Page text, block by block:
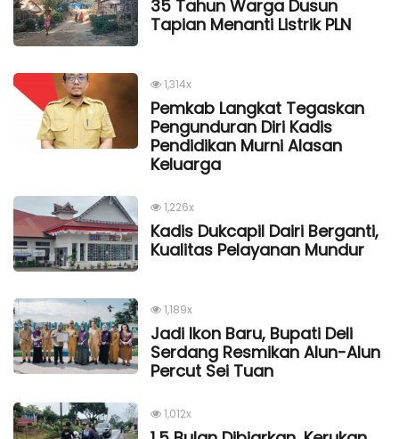
35 Tahun Warga Dusun
Tapian Menanti Listrik PLN
1,314x
Pemkab Langkat Tegaskan
Pengunduran Diri Kadis
Pendidikan Murni Alasan
Keluarga
1,226x
Kadis Dukcapil Dairi Berganti,
Kualitas Pelayanan Mundur
1,189x
Jadi Ikon Baru, Bupati Deli
Serdang Resmikan Alun-Alun
Percut Sei Tuan
1,012x